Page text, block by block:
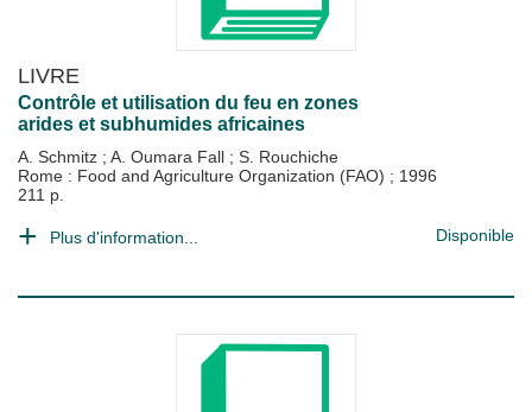
LIVRE
Contrôle et utilisation du feu en zones
arides et subhumides africaines
A. Schmitz ; A. Oumara Fall ; S. Rouchiche
Rome : Food and Agriculture Organization (FAO) ; 1996
211 p.
Plus d'information... Disponible